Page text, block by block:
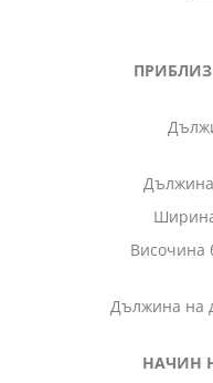
Височина
Дължина на
НАЧИН